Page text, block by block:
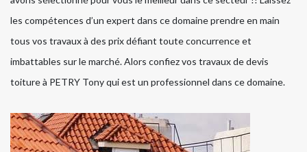
les compétences d’un expert dans ce domaine prendre en main
tous vos travaux à des prix défiant toute concurrence et
imbattables sur le marché. Alors confiez vos travaux de devis
toiture à PETRY Tony qui est un professionnel dans ce domaine.